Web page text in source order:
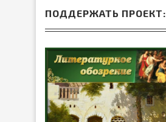
ПОДДЕРЖАТЬ ПРОЕКТ: